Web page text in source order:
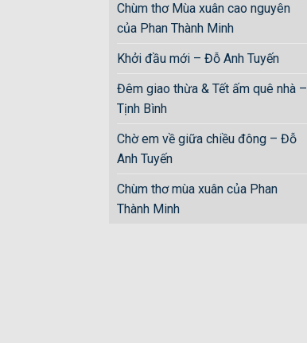
Chùm thơ Mùa xuân cao nguyên
của Phan Thành Minh
Khởi đầu mới – Đỗ Anh Tuyến
Đêm giao thừa & Tết ấm quê nhà –
Tịnh Bình
Chờ em về giữa chiều đông – Đỗ
Anh Tuyến
Chùm thơ mùa xuân của Phan
Thành Minh